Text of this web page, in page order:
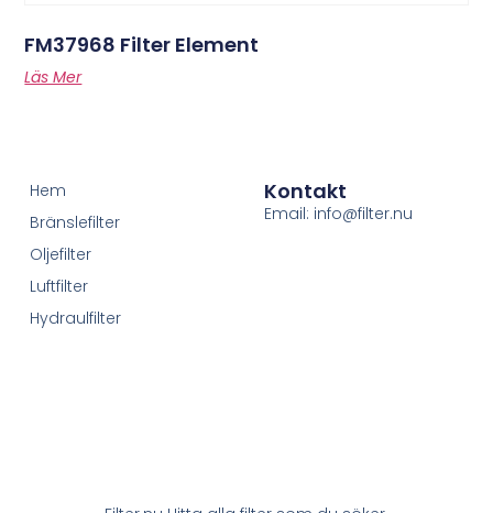
FM37968 Filter Element
Läs Mer
Hem
Bränslefilter
Oljefilter
Luftfilter
Hydraulfilter
Kontakt
Email: info@filter.nu